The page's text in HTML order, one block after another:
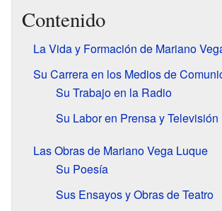
Contenido
La Vida y Formación de Mariano
Su Carrera en los Medios de
Su Trabajo en la Radio
Su Labor en Prensa y Televisión
Las Obras de Mariano Vega Luque
Su Poesía
Sus Ensayos y Obras de Teatro